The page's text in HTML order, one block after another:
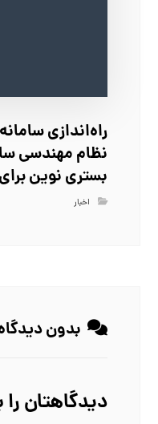
راه‌اندازی
نظام مهندسی
بستری نوین
اخبار
بدون
دیدگاهتان